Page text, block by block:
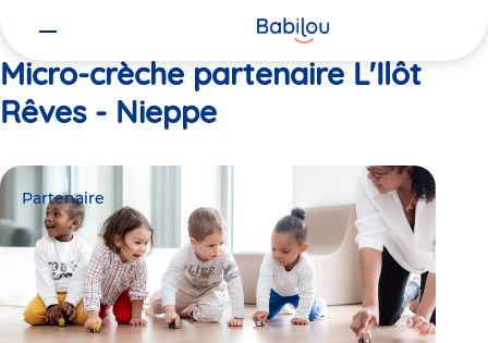
Micro-crèche partenaire L'Ilôt
Rêves - Nieppe
Partenaire